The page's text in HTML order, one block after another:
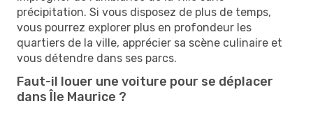
précipitation. Si vous disposez de plus de temps,
vous pourrez explorer plus en profondeur les
quartiers de la ville, apprécier sa scène culinaire et
vous détendre dans ses parcs.
Faut-il louer une voiture pour se déplacer
dans Île Maurice ?